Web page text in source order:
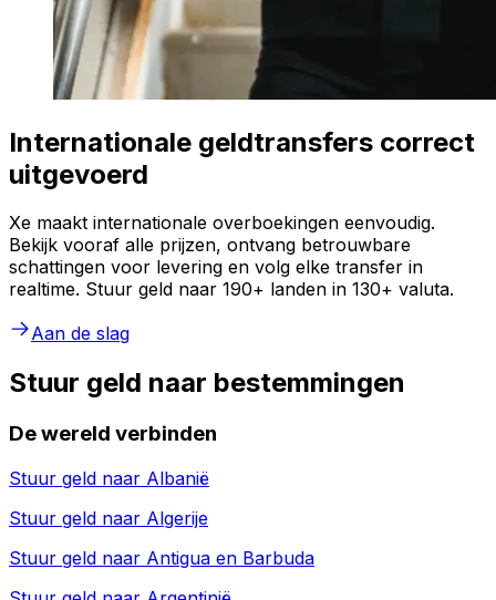
Internationale geldtransfers correct
uitgevoerd
Xe maakt internationale overboekingen eenvoudig.
Bekijk vooraf alle prijzen, ontvang betrouwbare
schattingen voor levering en volg elke transfer in
realtime. Stuur geld naar 190+ landen in 130+ valuta.
Aan de slag
Stuur geld naar bestemmingen
De wereld verbinden
Stuur geld naar Albanië
Stuur geld naar Algerije
Stuur geld naar Antigua en Barbuda